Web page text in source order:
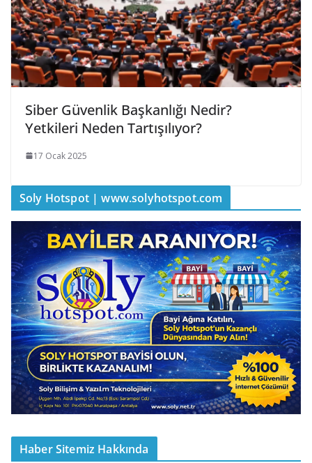
Siber Güvenlik Başkanlığı Nedir?
Yetkileri Neden Tartışılıyor?
17 Ocak 2025
Soly Hotspot | www.solyhotspot.com
Haber Sitemiz Hakkında